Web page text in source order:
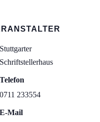
Stuttgarter
Schriftstellerhaus
Telefon
0711 233554
E-Mail